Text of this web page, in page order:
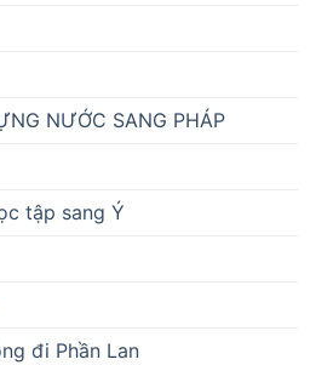
NƯỚC SANG PHÁP
tập sang Ý
đi Phần Lan